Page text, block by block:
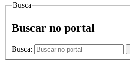
Busca
Buscar no portal
Busca: